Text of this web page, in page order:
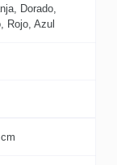
Dorado,
Rojo, Azul